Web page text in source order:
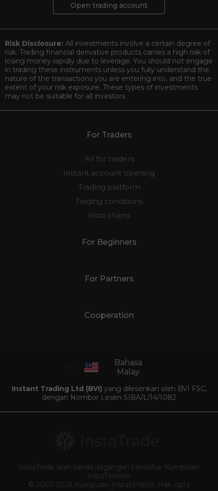
Open trading account
Risk Disclosure: All investments involve a certain degree of
risk. Trading financial derivative products carries a high risk of
losing money rapidly due to leverage. You should not engage
in trading these instruments unless you fully understand the
nature of the transactions you are entering into, and the true
extent of your risk exposure. These types of investments
may not be suitable for all investors.
For Traders
All for traders
Instant account opening
Trading platform
Trading conditions
Insta charts
For Beginners
For Partners
Cooperation
Bahasa
Malay
Instant Trading Ltd (BVI) yang dilesenkan oleh BVI FSC,
dengan Nombor Lesen SIBA/L/14/1082
InstaTrade ialah tanda dagangan berdaftar Kumpulan
InstaFintech.
© 2007-2026 Kumpulan InstaFintech. Hak cipta